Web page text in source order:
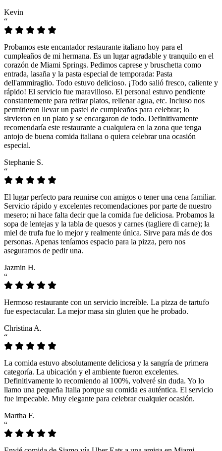
Kevin
“
Probamos este encantador restaurante italiano hoy para el
cumpleaños de mi hermana. Es un lugar agradable y tranquilo en el
corazón de Miami Springs. Pedimos caprese y bruschetta como
entrada, lasaña y la pasta especial de temporada: Pasta
dell'ammiraglio. Todo estuvo delicioso. ¡Todo salió fresco, caliente y
rápido! El servicio fue maravilloso. El personal estuvo pendiente
constantemente para retirar platos, rellenar agua, etc. Incluso nos
permitieron llevar un pastel de cumpleaños para celebrar; lo
sirvieron en un plato y se encargaron de todo. Definitivamente
recomendaría este restaurante a cualquiera en la zona que tenga
antojo de buena comida italiana o quiera celebrar una ocasión
especial.
Stephanie S.
“
El lugar perfecto para reunirse con amigos o tener una cena familiar.
Servicio rápido y excelentes recomendaciones por parte de nuestro
mesero; ni hace falta decir que la comida fue deliciosa. Probamos la
sopa de lentejas y la tabla de quesos y carnes (tagliere di carne); la
miel de trufa fue lo mejor y realmente única. Sirve para más de dos
personas. Apenas teníamos espacio para la pizza, pero nos
aseguramos de pedir una.
Jazmin H.
“
Hermoso restaurante con un servicio increíble. La pizza de tartufo
fue espectacular. La mejor masa sin gluten que he probado.
Christina A.
“
La comida estuvo absolutamente deliciosa y la sangría de primera
categoría. La ubicación y el ambiente fueron excelentes.
Definitivamente lo recomiendo al 100%, volveré sin duda. Yo lo
llamo una pequeña Italia porque su comida es auténtica. El servicio
fue impecable. Muy elegante para celebrar cualquier ocasión.
Martha F.
“